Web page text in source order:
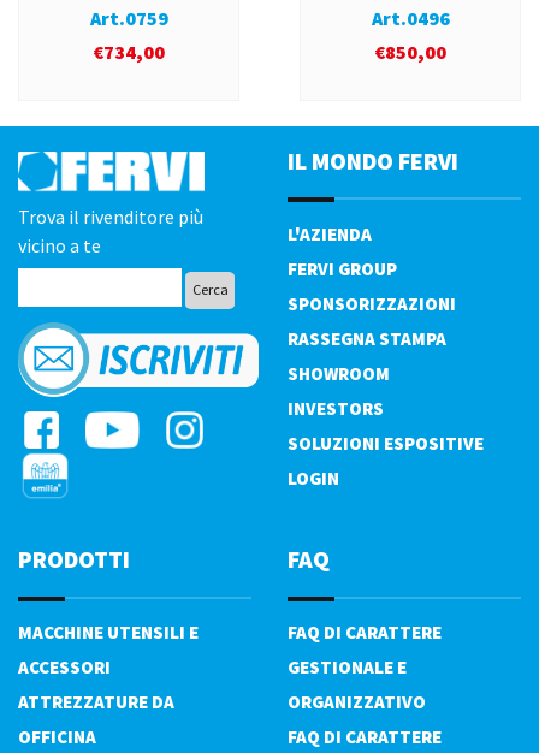
Art.0759
€734,00
Art.0496
€850,00
Trova il rivenditore più
vicino a te
IL MONDO FERVI
L'AZIENDA
FERVI GROUP
SPONSORIZZAZIONI
RASSEGNA STAMPA
SHOWROOM
INVESTORS
SOLUZIONI ESPOSITIVE
LOGIN
PRODOTTI
MACCHINE UTENSILI E
ACCESSORI
ATTREZZATURE DA
OFFICINA
FAQ
FAQ DI CARATTERE
GESTIONALE E
ORGANIZZATIVO
FAQ DI CARATTERE